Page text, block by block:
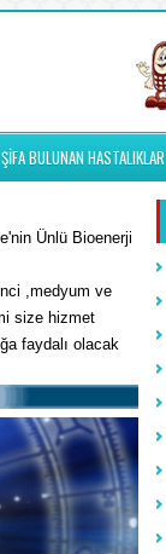
ŞİFA BULUNAN HASTALIKLAR
Ünlü Bioenerji
,medyum ve
size hizmet
faydalı olacak